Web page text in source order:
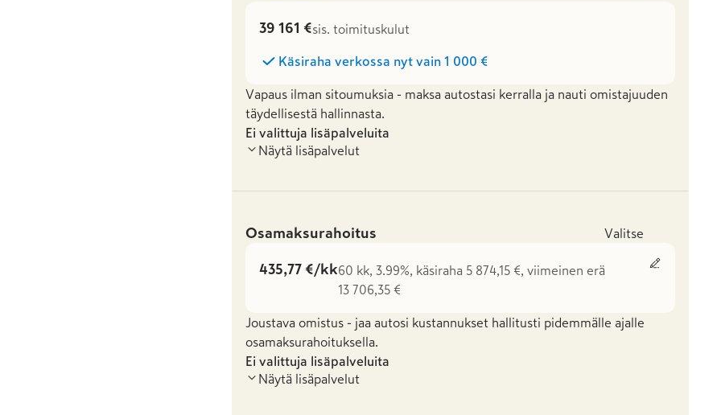
39 161 €sis. toimituskulut
Käsiraha verkossa nyt vain 1 000 €
Vapaus ilman sitoumuksia - maksa autostasi kerralla ja nauti omistajuuden
täydellisestä hallinnasta.
Ei valittuja lisäpalveluita
Näytä lisäpalvelut
Osamaksurahoitus Valitse
435,77 €/kk60 kk, 3.99%, käsiraha 5 874,15 €, viimeinen erä
13 706,35 €
Joustava omistus - jaa autosi kustannukset hallitusti pidemmälle ajalle
osamaksurahoituksella.
Ei valittuja lisäpalveluita
Näytä lisäpalvelut